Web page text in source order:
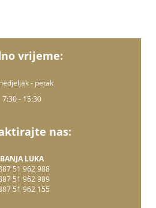
vrijeme:
- petak
7:30 - 15:30
nas:
BANJA LUKA
51 962 988
51 962 989
51 962 155